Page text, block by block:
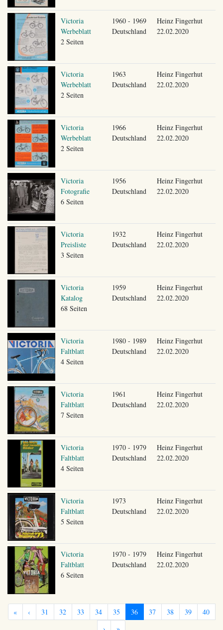
Victoria
Werbeblatt
2 Seiten
1960 - 1969
Deutschland
Heinz Fingerhut
22.02.2020
Victoria
Werbeblatt
2 Seiten
1963
Deutschland
Heinz Fingerhut
22.02.2020
Victoria
Werbeblatt
2 Seiten
1966
Deutschland
Heinz Fingerhut
22.02.2020
Victoria
Fotografie
6 Seiten
1956
Deutschland
Heinz Fingerhut
22.02.2020
Victoria
Preisliste
3 Seiten
1932
Deutschland
Heinz Fingerhut
22.02.2020
Victoria
Katalog
68 Seiten
1959
Deutschland
Heinz Fingerhut
22.02.2020
Victoria
Faltblatt
4 Seiten
1980 - 1989
Deutschland
Heinz Fingerhut
22.02.2020
Victoria
Faltblatt
7 Seiten
1961
Deutschland
Heinz Fingerhut
22.02.2020
Victoria
Faltblatt
4 Seiten
1970 - 1979
Deutschland
Heinz Fingerhut
22.02.2020
Victoria
Faltblatt
5 Seiten
1973
Deutschland
Heinz Fingerhut
22.02.2020
Victoria
Faltblatt
6 Seiten
1970 - 1979
Deutschland
Heinz Fingerhut
22.02.2020
« ‹ 31 32 33 34 35 36 37 38 39
40
›
»